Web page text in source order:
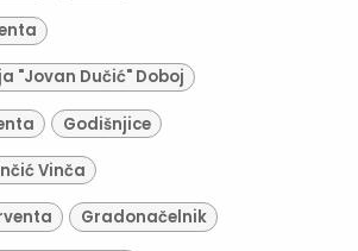
"Jovan Dučić" Doboj
Godišnjice
Vinča
Gradonačelnik